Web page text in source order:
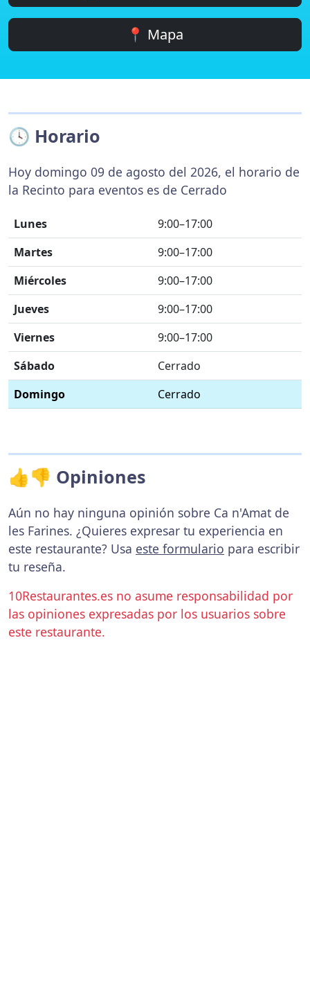
📍 Mapa
🕓 Horario
Hoy domingo 09 de agosto del 2026, el horario de
la Recinto para eventos es de Cerrado
Lunes
9:00–17:00
Martes
9:00–17:00
Miércoles
9:00–17:00
Jueves
9:00–17:00
Viernes
9:00–17:00
Sábado
Cerrado
Domingo
Cerrado
👍👎 Opiniones
Aún no hay ninguna opinión sobre Ca n'Amat de
les Farines. ¿Quieres expresar tu experiencia en
este restaurante? Usa este formulario para escribir
tu reseña.
10Restaurantes.es no asume responsabilidad por
las opiniones expresadas por los usuarios sobre
este restaurante.